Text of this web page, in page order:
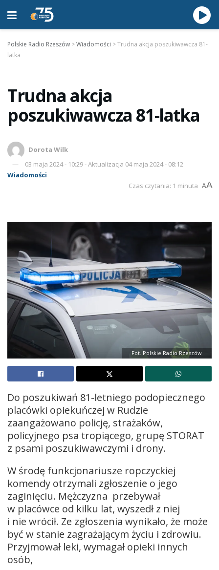
Polskie Radio Rzeszów >Wiadomości >Trudna akcja poszukiwawcza 81-
latka
Trudna akcja
poszukiwawcza 81-latka
Dorota Wilk
03 maja 2024 - 10:29 - Aktualizacja 04 maja 2024 - 08:12
Wiadomości
Czas czytania: 1 minuta AA
Fot. Polskie Radio Rzeszów
Do poszukiwań 81-letniego podopiecznego
placówki opiekuńczej w Rudzie
zaangażowano policję, strażaków,
policyjnego psa tropiącego, grupę STORAT
z psami poszukiwawczymi i drony.
W środę funkcjonariusze ropczyckiej
komendy otrzymali zgłoszenie o jego
zaginięciu. Mężczyzna przebywał
w placówce od kilku lat, wyszedł z niej
i nie wrócił. Ze zgłoszenia wynikało, że może
być w stanie zagrażającym życiu i zdrowiu.
Przyjmował leki, wymagał opieki innych
osób,